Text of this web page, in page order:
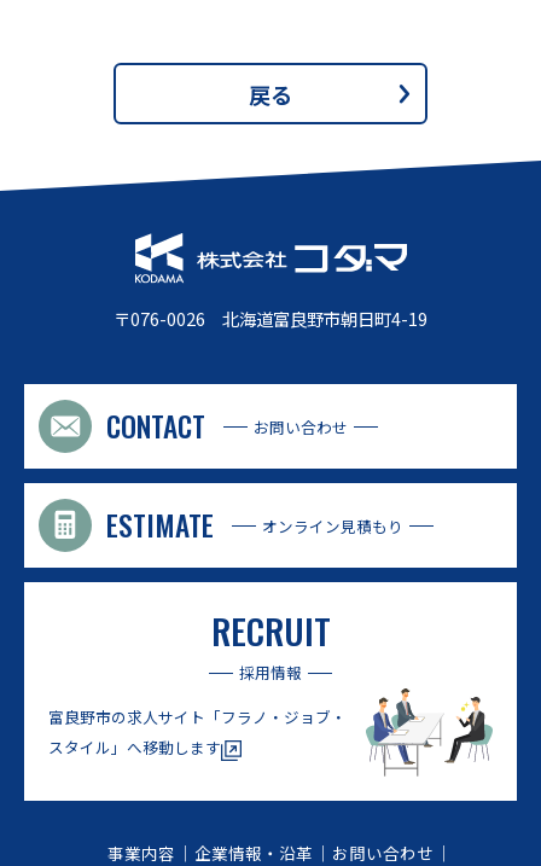
戻る
〒076-0026 北海道富良野市朝日町4-19
CONTACT お問い合わせ
ESTIMATE オンライン見積もり
RECRUIT
採用情報
富良野市の求人サイト 「フラノ・ジョブ・
スタイル」へ移動します
事業内容 企業情報・沿革 お問い合わせ